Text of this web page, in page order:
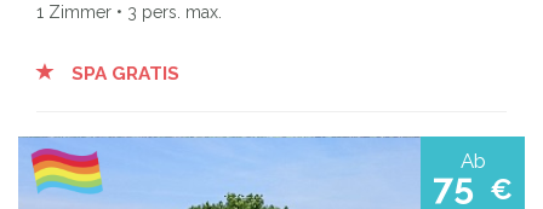
1 Zimmer • 3 pers. max.
SPA GRATIS
Ab
75 €